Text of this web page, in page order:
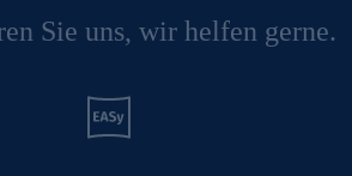
Sie uns, wir helfen gerne.